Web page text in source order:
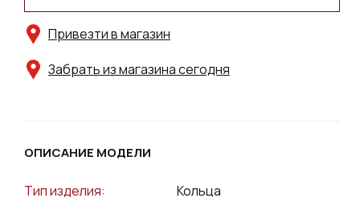
Привезти в магазин
Забрать из магазина сегодня
ОПИСАНИЕ МОДЕЛИ
Тип изделия:
Кольца